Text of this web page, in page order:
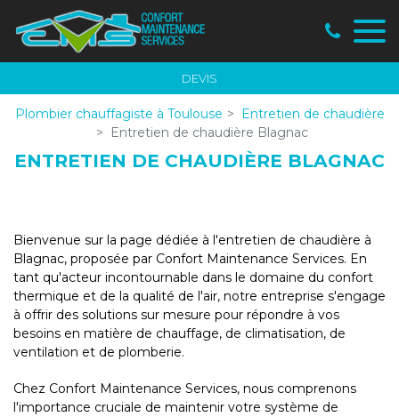
DEVIS
Plombier chauffagiste à Toulouse
Entretien de chaudière
Entretien de chaudière Blagnac
ENTRETIEN DE CHAUDIÈRE BLAGNAC
Bienvenue sur la page dédiée à l'entretien de chaudière à
Blagnac, proposée par Confort Maintenance Services. En
tant qu'acteur incontournable dans le domaine du confort
thermique et de la qualité de l'air, notre entreprise s'engage
à offrir des solutions sur mesure pour répondre à vos
besoins en matière de chauffage, de climatisation, de
ventilation et de plomberie.
Chez Confort Maintenance Services, nous comprenons
l'importance cruciale de maintenir votre système de
Panneau de gestion des cookies